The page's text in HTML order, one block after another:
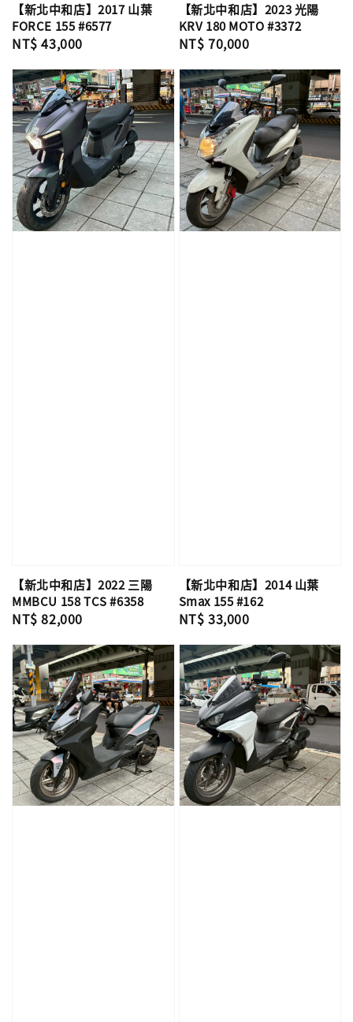
【新北中和店】2017 山葉
FORCE 155 #6577
Regular
NT$ 43,000
【新北中和店】2023 光陽
KRV 180 MOTO #3372
Regular
NT$ 70,000
【新北中和店】2022 三陽
MMBCU 158 TCS #6358
Regular
NT$ 82,000
【新北中和店】2014 山葉
Smax 155 #162
Regular
NT$ 33,000